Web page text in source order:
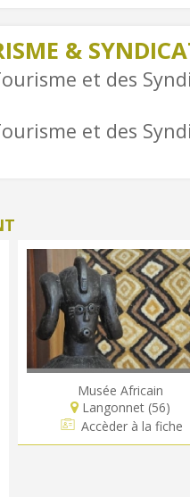
&
et des
et des
Musée Africain
Langonnet (56)
Accèder à la fiche